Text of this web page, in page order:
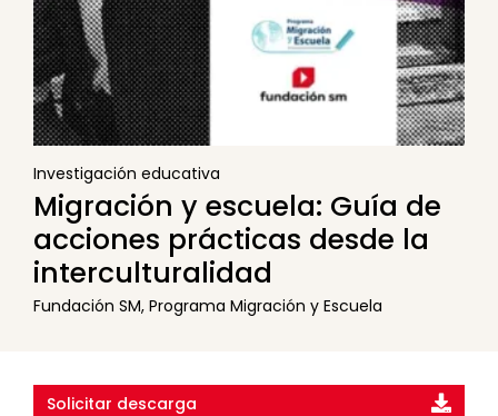
Investigación educativa
Migración y escuela: Guía de
acciones prácticas desde la
interculturalidad
Fundación SM, Programa Migración y Escuela
Solicitar descarga